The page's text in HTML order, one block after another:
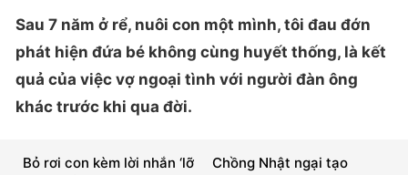
Sau 7 năm ở rể, nuôi con một mình, tôi đau đớn
phát hiện đứa bé không cùng huyết thống, là kết
quả của việc vợ ngoại tình với người đàn ông
khác trước khi qua đời.
Chồng Nhật ngại tạo
Bỏ rơi con kèm lời nhắn ‘lỡ